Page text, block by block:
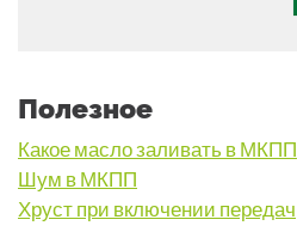
Полезное
Какое масло заливать в МКПП
Шум в МКПП
Хруст при включении передач